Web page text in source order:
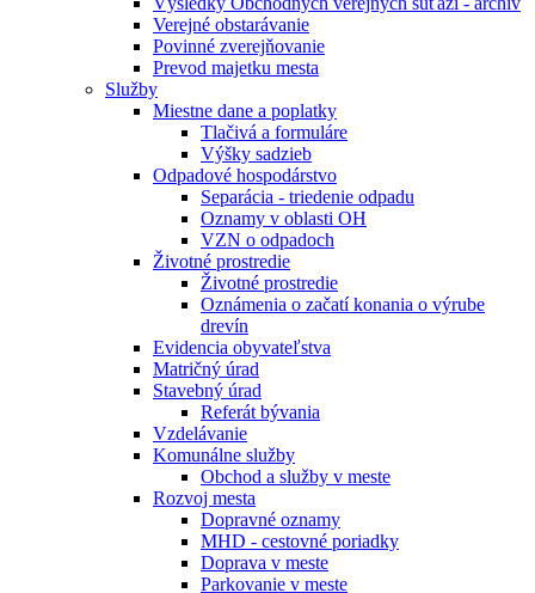
Verejné obstarávanie
Povinné zverejňovanie
Prevod majetku mesta
Služby
Miestne dane a poplatky
Tlačivá a formuláre
Výšky sadzieb
Odpadové hospodárstvo
Separácia - triedenie odpadu
Oznamy v oblasti OH
VZN o odpadoch
Životné prostredie
Životné prostredie
Oznámenia o začatí konania o výrube
drevín
Evidencia obyvateľstva
Matričný úrad
Stavebný úrad
Referát bývania
Vzdelávanie
Komunálne služby
Obchod a služby v meste
Rozvoj mesta
Dopravné oznamy
MHD - cestovné poriadky
Doprava v meste
Parkovanie v meste